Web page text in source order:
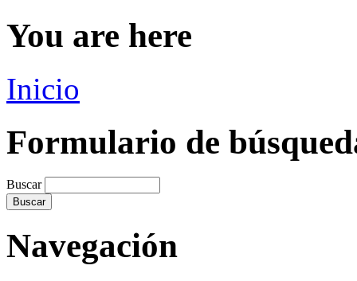
You are here
Inicio
Formulario de
Buscar
Navegación